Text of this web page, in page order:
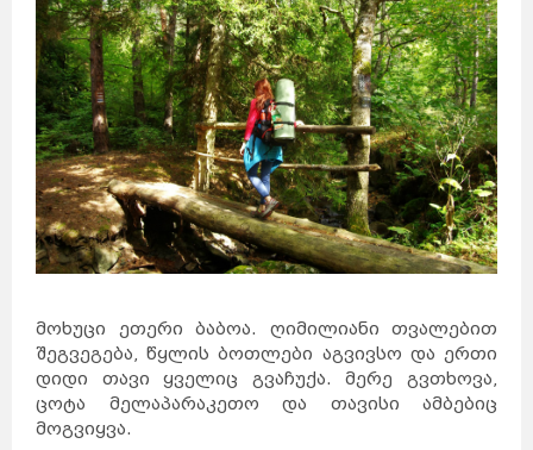
მოხუცი ეთერი ბაბოა. ღიმილიანი თვალებით
შეგვეგება, წყლის ბოთლები აგვივსო და ერთი
დიდი თავი ყველიც გვაჩუქა. მერე გვთხოვა,
ცოტა მელაპარაკეთო და თავისი ამბებიც
მოგვიყვა.